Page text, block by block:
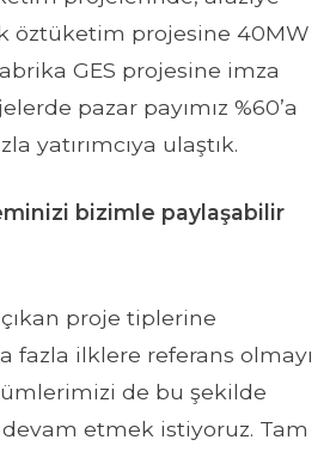
öztüketim projesine 40MW
GES projesine imza
pazar payımız %60’a
yatırımcıya ulaştık.
bizimle paylaşabilir
çıkan proje tiplerine
fazla ilklere referans olmayı
de bu şekilde
etmek istiyoruz. Tam